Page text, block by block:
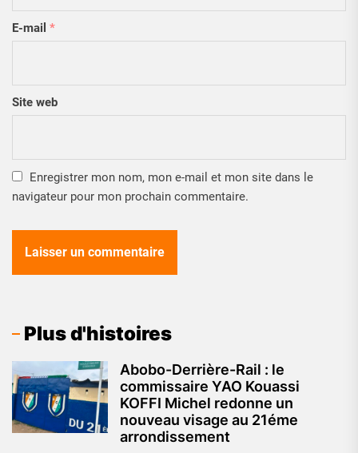
E-mail *
Site web
Enregistrer mon nom, mon e-mail et mon site dans le
navigateur pour mon prochain commentaire.
Plus d'histoires
Abobo-Derrière-Rail : le
commissaire YAO Kouassi
KOFFI Michel redonne un
nouveau visage au 21éme
arrondissement